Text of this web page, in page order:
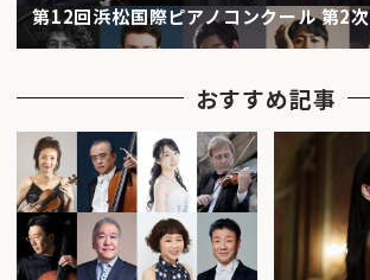
第12回浜松国際ピアノコンクール 第2
おすすめ記事